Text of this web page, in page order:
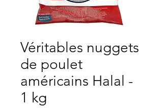
Véritables nuggets
de poulet
américains Halal -
1 kg